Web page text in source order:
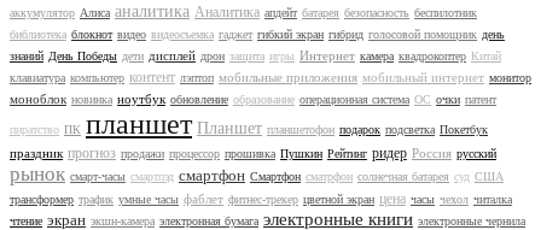
аккумулятор Алиса аналитика Аналитика апдейт батарея безопасность беспилотник
библиотека блокнот видео видеосъемка гаджет гибкий экран гибрид голосовой помощник день
знаний День Победы дети дисплей дрон защита игры Интернет камера квадрокоптер Китай
клавиатура компьютер контент лэптоп мобильные приложения мобильный интернет монитор
моноблок новинка ноутбук обновление образование операционная система ОС очки патент
пиратство ПК планшет Планшет планшетофон подарок подсветка Покетбук
праздник прогноз продажи процессор прошивка Пушкин Рейтинг ридер Россия русский
рынок смарт-часы смартпэд смартфон Смартфон сматрфон солнечная батарея суд США
трансформер трафик умные часы фаблет фитнес-трекер цветной экран цена часы чехол читалка
чтение экран экшн-камера электронная бумага электронные книги электронные чернила